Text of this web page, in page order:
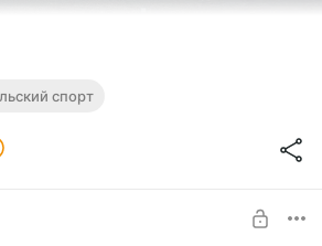
Как вы понимаете, в сборной
спорт